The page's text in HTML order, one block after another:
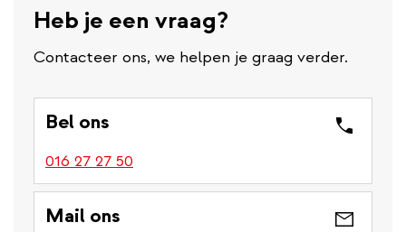
Heb je een vraag?
Contacteer ons, we helpen je graag verder.
Bel ons
016 27 27 50
Mail ons